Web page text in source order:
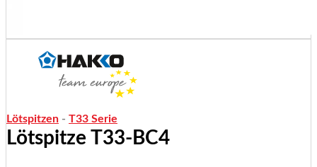
Lötspitzen - T33 Serie
Lötspitze T33-BC4